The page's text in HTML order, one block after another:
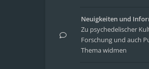
Neuigkeiten und
Zu psychedelischer
Forschung und auch
Thema widmen